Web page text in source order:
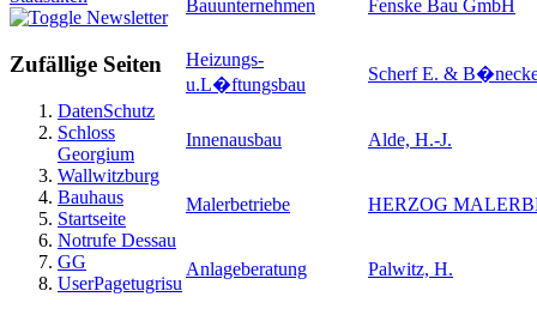
Newsletter
Zufällige Seiten
DatenSchutz
Schloss
Georgium
Wallwitzburg
Bauhaus
Startseite
Notrufe Dessau
GG
UserPagetugrisu
Bauunternehmen Fenske Bau GmbH
Heizungs-
u.L�ftungsbau
Scherf E. &
Innenausbau Alde, H.-J.
Malerbetriebe HERZOG
Anlageberatung Palwitz, H.